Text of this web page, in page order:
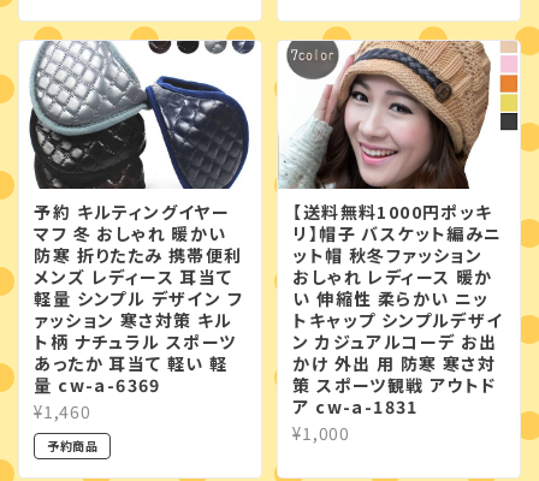
予約 キルティングイヤー
マフ 冬 おしゃれ 暖かい
防寒 折りたたみ 携帯便利
メンズ レディース 耳当て
軽量 シンプル デザイン フ
ァッション 寒さ対策 キル
ト柄 ナチュラル スポーツ
あったか 耳当て 軽い 軽
量 cw-a-6369
¥1,460
予約商品
【送料無料1000円ポッキ
リ】帽子 バスケット編みニ
ット帽 秋冬ファッション
おしゃれ レディース 暖か
い 伸縮性 柔らかい ニッ
トキャップ シンプルデザイ
ン カジュアルコーデ お出
かけ 外出 用 防寒 寒さ対
策 スポーツ観戦 アウトド
ア cw-a-1831
¥1,000